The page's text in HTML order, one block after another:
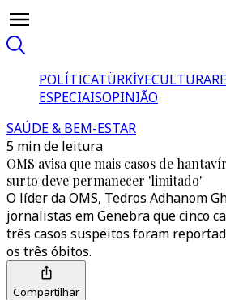
POLÍTICATÜRKİYECULTURA
ESPECIAISOPINIÃO
SAÚDE & BEM-ESTAR
5 min de leitura
OMS avisa que mais casos de
surto deve permanecer 'limitado'
O líder da OMS, Tedros Adhanom
jornalistas em Genebra que cinco
três casos suspeitos foram
os três óbitos.
Compartilhar